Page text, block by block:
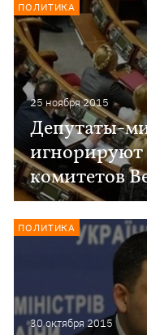
25 ноября 2015
Депутаты-
игнорируют
комитетов
ПОЛИТИКА
30 октября 2015
ПОЛИТИКА